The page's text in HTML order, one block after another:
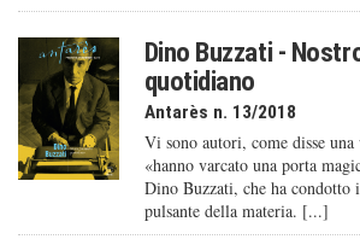
Dino Buzzati -
quotidiano
Antarès n. 13/2018
Vi sono autori, come disse
«hanno varcato una porta
Dino Buzzati, che ha condotto
pulsante della materia. [...]